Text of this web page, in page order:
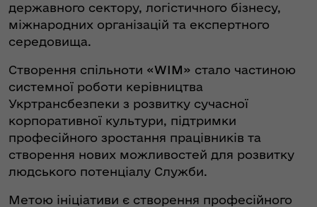
державного сектору, логістичного бізнесу,
міжнародних організацій та експертного
середовища.
Створення спільноти «WIM» стало частиною
системної роботи керівництва
Укртрансбезпеки з розвитку сучасної
корпоративної культури, підтримки
професійного зростання працівників та
створення нових можливостей для розвитку
людського потенціалу Служби.
Метою ініціативи є створення професійного